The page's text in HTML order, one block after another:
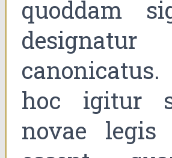
quoddam
hoc igitur
novae